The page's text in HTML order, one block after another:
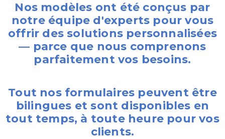
Nos modèles ont été conçus par
notre équipe d'experts pour vous
offrir des solutions personnalisées
— parce que nous comprenons
parfaitement vos besoins.
Tout nos formulaires peuvent être
bilingues et sont disponibles en
tout temps, à toute heure pour vos
clients.